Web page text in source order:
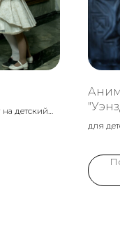
детский
игры.
для